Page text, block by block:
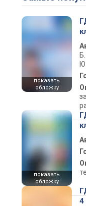
показать
обложку
показать
обложку
4